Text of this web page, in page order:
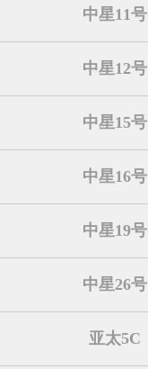
中星11号
中星12号
中星15号
中星16号
中星19号
中星26号
亚太5C